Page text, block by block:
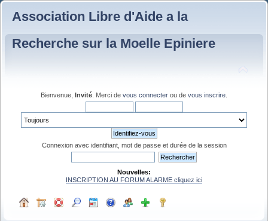
Association Libre d'Aide a la
Recherche sur la Moelle Epiniere
Bienvenue, Invité . Merci de vous connecter ou de vous inscrire
Connexion avec identifiant, mot de passe et durée de la session
Nouvelles:
INSCRIPTION AU FORUM ALARME cliquez ici